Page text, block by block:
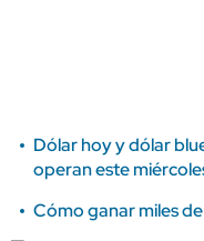
Dólar hoy y dólar
operan este
Cómo ganar miles